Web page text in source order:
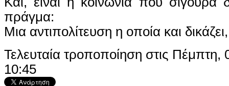
πράγμα:
Μια αντιπολίτευση η οποία και δικάζει,
Τελευταία τροποποίηση στις Πέμπτη,
10:45